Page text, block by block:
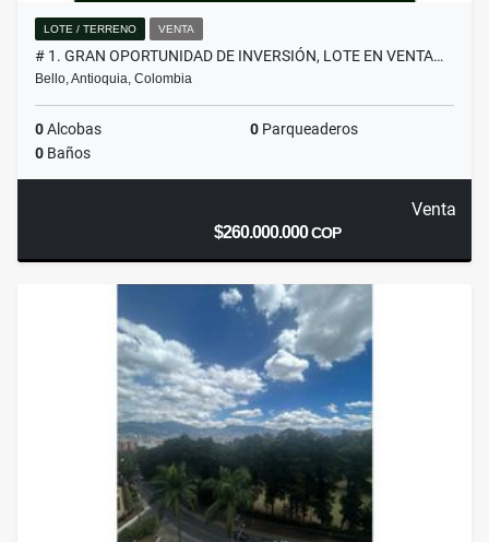
LOTE / TERRENO VENTA
# 1. GRAN OPORTUNIDAD DE INVERSIÓN, LOTE EN VENTA…
Bello, Antioquia, Colombia
0Alcobas 0 Parqueaderos
0 Baños
Venta
$260.000.000COP